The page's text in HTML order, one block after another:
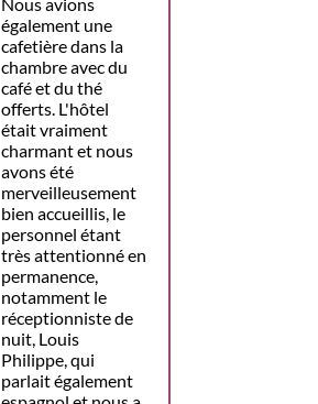
également une
cafetière dans la
chambre avec du
café et du thé
offerts. L'hôtel
était vraiment
charmant et nous
avons été
merveilleusement
bien accueillis, le
personnel étant
très attentionné en
permanence,
notamment le
réceptionniste de
nuit, Louis
Philippe, qui
parlait également